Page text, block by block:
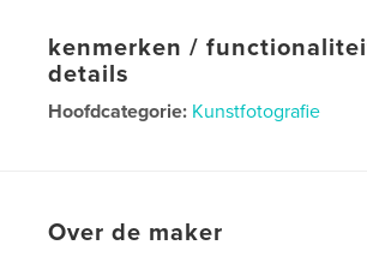
kenmerken /
details
Hoofdcategorie: Kunstfotografie
Datum publiceren:nov 26, 2024
Over de maker